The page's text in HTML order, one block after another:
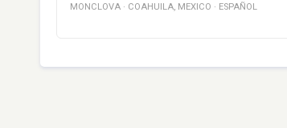
MONCLOVA · COAHUILA, MEXICO · ESPAÑOL